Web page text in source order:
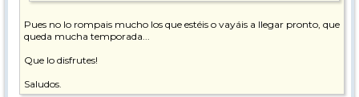
Pues no lo rompais mucho los que estéis o vayáis a llegar pronto, que
queda mucha temporada...
Que lo disfrutes!
Saludos.